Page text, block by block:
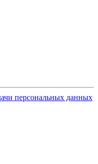
персональных данных